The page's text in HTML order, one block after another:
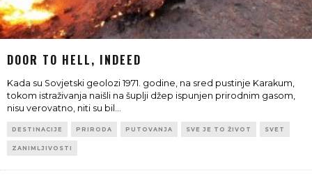
DOOR TO HELL, INDEED
Kada su Sovjetski geolozi 1971. godine, na sred pustinje Karakum,
tokom istraživanja naišli na šuplji džep ispunjen prirodnim gasom,
nisu verovatno, niti su bil
DESTINACIJE PRIRODA PUTOVANJA SVE JE TO ŽIVOT SVET
ZANIMLJIVOSTI